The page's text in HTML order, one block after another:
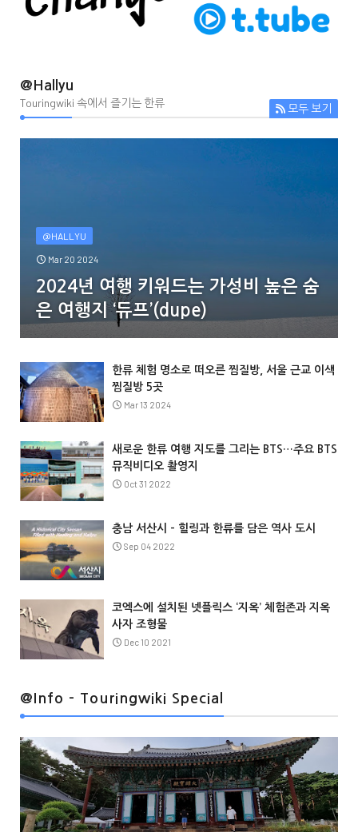
@Hallyu
Touringwiki 속에서 즐기는 한류 모두 보기
@HALLYU
Mar 20 2024
2024년 여행 키워드는 가성비 높은 숨
은 여행지 ‘듀프’(dupe)
한류 체험 명소로 떠오른 찜질방, 서울 근교 이색
찜질방 5곳
Mar 13 2024
새로운 한류 여행 지도를 그리는 BTS…주요 BTS
뮤직비디오 촬영지
Oct 31 2022
충남 서산시 – 힐링과 한류를 담은 역사 도시
Sep 04 2022
코엑스에 설치된 넷플릭스 ‘지옥’ 체험존과 지옥
사자 조형물
Dec 10 2021
@Info - Touringwiki Special
@Info
@Info